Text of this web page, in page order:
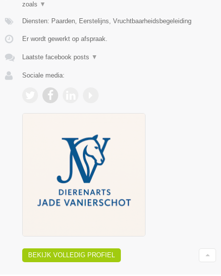
zoals ▼
Diensten: Paarden, Eerstelijns, Vruchtbaarheidsbegeleiding
Er wordt gewerkt op afspraak.
Laatste facebook posts ▼
Sociale media:
BEKIJK VOLLEDIG PROFIEL